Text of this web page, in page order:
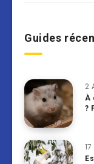
Guides
2
À
?